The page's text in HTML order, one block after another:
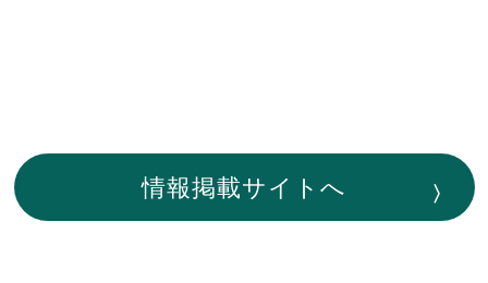
情報掲載サイトへ